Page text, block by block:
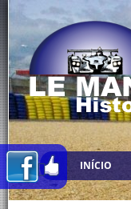
INÍCIO